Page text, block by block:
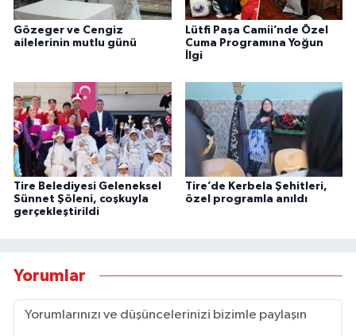
Gözeger ve Cengiz
ailelerinin mutlu günü
Lütfi Paşa Camii’nde Özel
Cuma Programına Yoğun
İlgi
Tire Belediyesi Geleneksel
Sünnet Şöleni, coşkuyla
gerçekleştirildi
Tire’de Kerbela Şehitleri,
özel programla anıldı
Yorumlar